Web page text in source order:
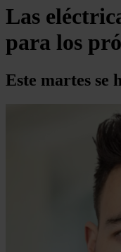
Las
para los
Este martes se